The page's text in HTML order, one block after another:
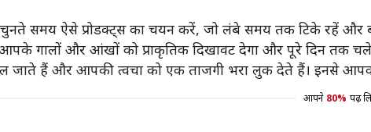
समय ऐसे प्रोडक्ट्स का चयन करें, जो लंबे समय तक टिके रहें और
गालों और आंखों को प्राकृतिक दिखावट देगा और पूरे दिन तक
जाते हैं और आपकी त्वचा को एक ताजगी भरा लुक देते हैं। इनसे
आपने 80% पढ़